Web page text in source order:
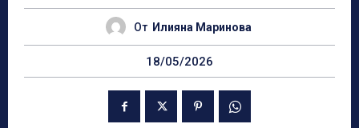
От Илияна Маринова
18/05/2026